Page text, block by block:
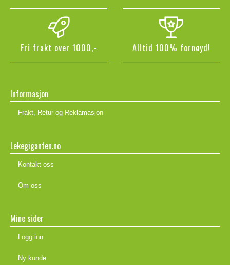
Fri frakt over 1000,- Alltid 100% fornøyd!
Informasjon
Frakt, Retur og Reklamasjon
Lekegiganten.no
Kontakt oss
Om oss
Mine sider
Logg inn
Ny kunde